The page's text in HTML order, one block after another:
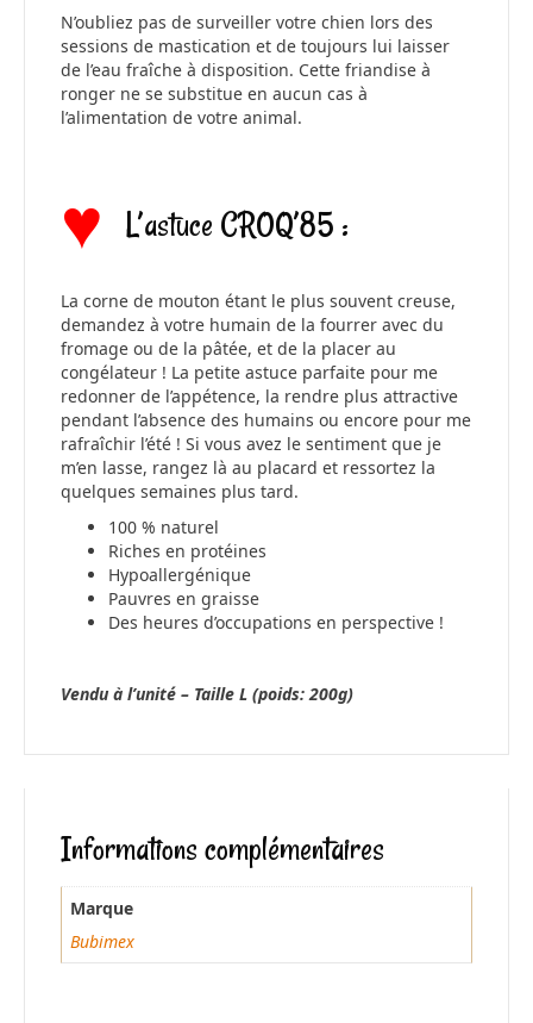
N’oubliez pas de surveiller votre chien lors des
sessions de mastication et de toujours lui laisser
de l’eau fraîche à disposition. Cette friandise à
ronger ne se substitue en aucun cas à
l’alimentation de votre animal.
♥ L’astuce CROQ’85 :
La corne de mouton étant le plus souvent creuse,
demandez à votre humain de la fourrer avec du
fromage ou de la pâtée, et de la placer au
congélateur ! La petite astuce parfaite pour me
redonner de l’appétence, la rendre plus attractive
pendant l’absence des humains ou encore pour me
rafraîchir l’été ! Si vous avez le sentiment que je
m’en lasse, rangez là au placard et ressortez la
quelques semaines plus tard.
100 % naturel
Riches en protéines
Hypoallergénique
Pauvres en graisse
Des heures d’occupations en perspective !
Vendu à l’unité – Taille L (poids: 200g)
Informations complémentaires
Marque
Bubimex